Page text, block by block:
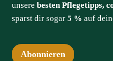
unsere besten Pflegetipps,
sparst dir sogar 5 % auf
Abonnieren